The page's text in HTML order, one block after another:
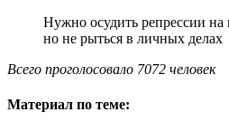
Нужно осудить репрессии на
но не рыться в личных делах
Всего проголосовало 7072 человек
Материал по теме: